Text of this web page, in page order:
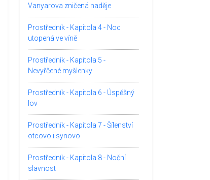
Vanyarova zničená naděje
Prostředník - Kapitola 4 - Noc
utopená ve víně
Prostředník - Kapitola 5 -
Nevyřčené myšlenky
Prostředník - Kapitola 6 - Úspěšný
lov
Prostředník - Kapitola 7 - Šílenství
otcovo i synovo
Prostředník - Kapitola 8 - Noční
slavnost